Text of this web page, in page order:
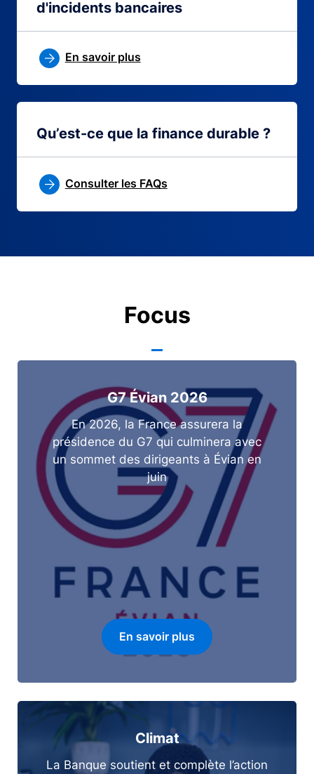
d'incidents bancaires
En savoir plus
Qu’est-ce que la finance durable ?
Consulter les FAQs
Focus
G7 Évian 2026
En 2026, la France assurera la
présidence du G7 qui culminera avec
un sommet des dirigeants à Évian en
juin
En savoir plus
Climat
La Banque soutient et complète l’action